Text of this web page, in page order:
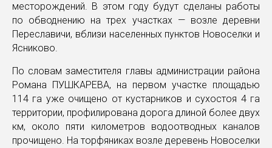
месторождений. В этом году будут сделаны работы
по обводнению на трех участках — возле деревни
Переславичи, вблизи населенных пунктов Новоселки и
Ясниково.
По словам заместителя главы администрации района
Романа ПУШКАРЕВА, на первом участке площадью
114 га уже очищено от кустарников и сухостоя 4 га
территории, профилирована дорога длиной более двух
км, около пяти километров водоотводных каналов
прочищено. На торфяниках возле деревень Новоселки